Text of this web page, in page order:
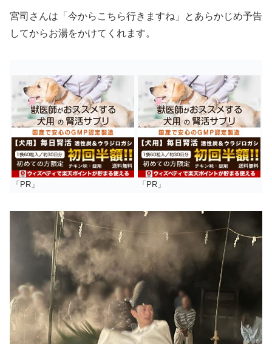
宮司さんは「今からこちら行きますね」とあらかじめ予告
してからお湯をかけてくれます。
「PR」 「PR」